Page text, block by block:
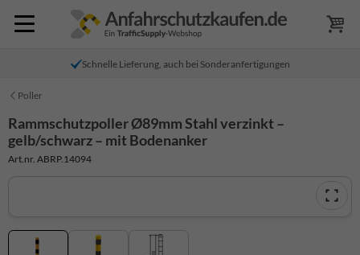
Schnelle Lieferung, auch bei Sonderanfertigungen
Poller
Rammschutzpoller Ø89mm Stahl verzinkt –
gelb/schwarz – mit Bodenanker
Art.nr. ABRP.14094